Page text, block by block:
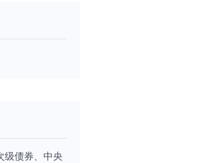
级债券、中央